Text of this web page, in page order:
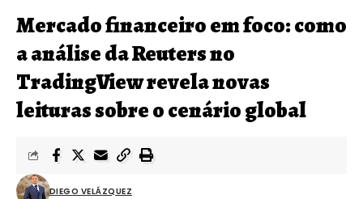
Mercado financeiro em foco: como
a análise da Reuters no
TradingView revela novas
leituras sobre o cenário global
DIEGO VELÁZQUEZ